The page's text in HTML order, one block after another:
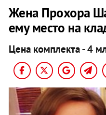
Жена Прохора
ему место на
Цена комплекта - 4